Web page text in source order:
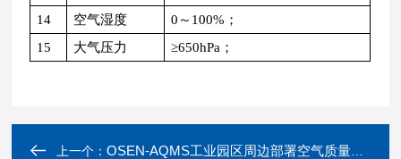
14
空气湿度
0～100%；
15
大气压力 ≥650hPa；
上一个：OSEN-AQMS工业园区周边部署空气质量监测微型站